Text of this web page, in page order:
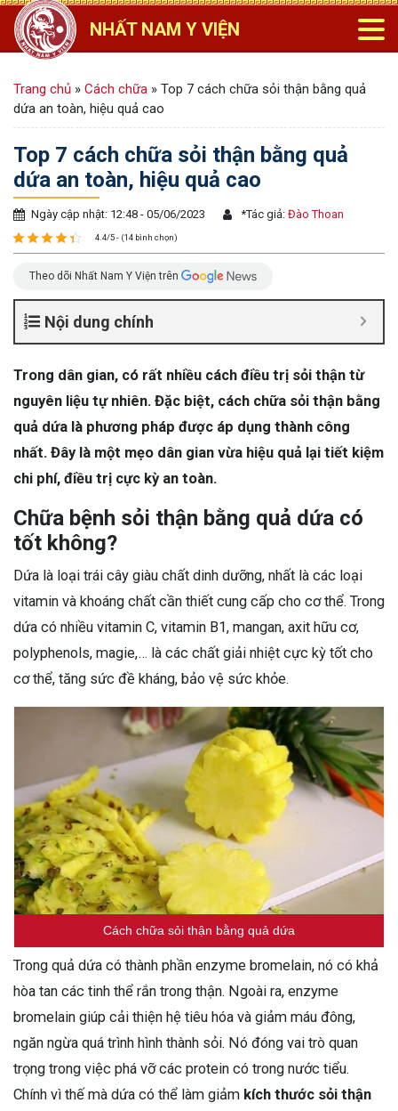
NHẤT NAM Y VIỆN
Trang chủ » Cách chữa » Top 7 cách chữa sỏi thận bằng quả
dứa an toàn, hiệu quả cao
Top 7 cách chữa sỏi thận bằng quả
dứa an toàn, hiệu quả cao
Ngày cập nhật: 12:48 - 05/06/2023 *Tác giả: Đào Thoan
4.4/5 - (14 bình chọn)
Theo dõi Nhất Nam Y Viện trên
Nội dung chính
Trong dân gian, có rất nhiều cách điều trị sỏi thận từ
nguyên liệu tự nhiên. Đặc biệt, cách chữa sỏi thận bằng
quả dứa là phương pháp được áp dụng thành công
nhất. Đây là một mẹo dân gian vừa hiệu quả lại tiết kiệm
chi phí, điều trị cực kỳ an toàn.
Chữa bệnh sỏi thận bằng quả dứa có
tốt không?
Dứa là loại trái cây giàu chất dinh dưỡng, nhất là các loại
vitamin và khoáng chất cần thiết cung cấp cho cơ thể. Trong
dứa có nhiều vitamin C, vitamin B1, mangan, axit hữu cơ,
polyphenols, magie,… là các chất giải nhiệt cực kỳ tốt cho
cơ thể, tăng sức đề kháng, bảo vệ sức khỏe.
Cách chữa sỏi thận bằng quả dứa
Trong quả dứa có thành phần enzyme bromelain, nó có khả
hòa tan các tinh thể rắn trong thận. Ngoài ra, enzyme
bromelain giúp cải thiện hệ tiêu hóa và giảm máu đông,
ngăn ngừa quá trình hình thành sỏi. Nó đóng vai trò quan
trọng trong việc phá vỡ các protein có trong nước tiểu.
Chính vì thế mà dứa có thể làm giảm kích thước sỏi thận